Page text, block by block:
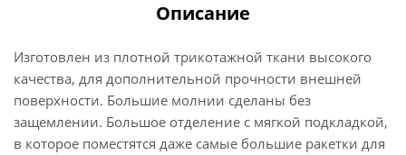
Описание
Изготовлен из плотной трикотажной ткани высокого
качества, для дополнительной прочности внешней
поверхности. Большие молнии сделаны без
защемлении. Большое отделение с мягкой подкладкой,
в которое поместятся даже самые большие ракетки для